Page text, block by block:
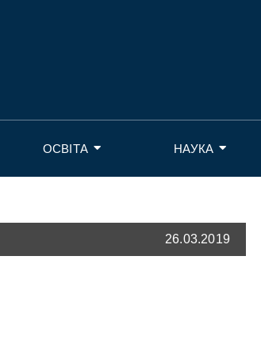
ОСВІТА НАУКА
26.03.2019